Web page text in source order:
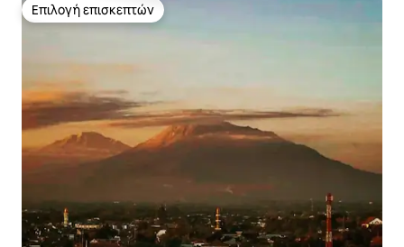
Επιλογή επισκεπτών
Επιλογή επισκεπτών